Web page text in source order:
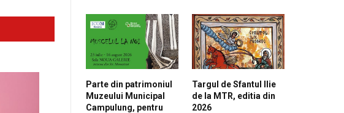
Parte din patrimoniul
Muzeului Municipal
Campulung, pentru
Targul de Sfantul Ilie
de la MTR, editia din
2026